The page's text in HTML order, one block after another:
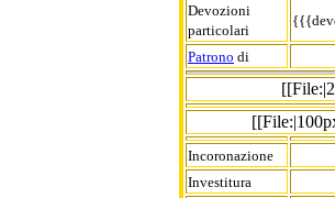
Devozioni
particolari
Patrono di
Incoronazione
Investitura